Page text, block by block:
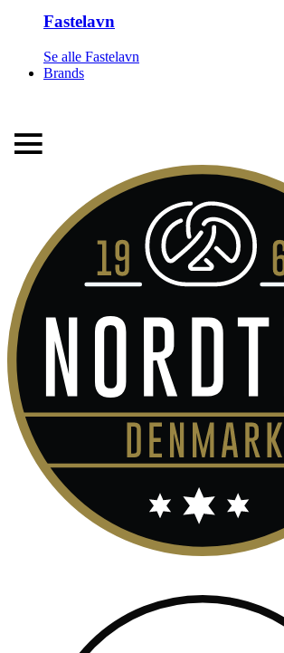
Fastelavn
Se alle Fastelavn
Brands
LEVERINGSTID 1-3 HVERDAGE